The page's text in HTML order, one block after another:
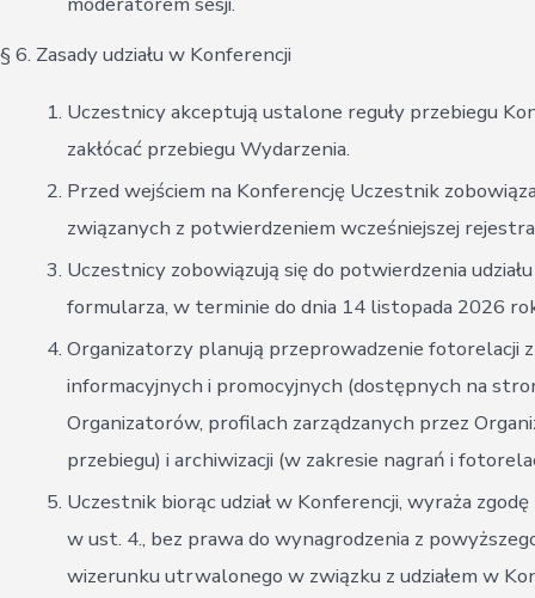
§ 6. Zasady udziału w Konferencji
Uczestnicy akceptują ustalone reguły przebiegu
zakłócać przebiegu Wydarzenia.
Przed wejściem na Konferencję Uczestnik
związanych z potwierdzeniem wcześniejszej
Uczestnicy zobowiązują się do potwierdzenia
formularza, w terminie do dnia 14 listopada 2026
Organizatorzy planują przeprowadzenie fotorelacji
informacyjnych i promocyjnych (dostępnych na
Organizatorów, profilach zarządzanych przez
przebiegu) i archiwizacji (w zakresie nagrań i
Uczestnik biorąc udział w Konferencji, wyraża
w ust. 4., bez prawa do wynagrodzenia z
wizerunku utrwalonego w związku z udziałem w